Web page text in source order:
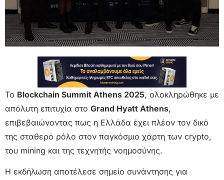
Το Blockchain Summit Athens 2025, ολοκληρώθηκε με
απόλυτη επιτυχία στο Grand Hyatt Athens,
επιβεβαιώνοντας πως η Ελλάδα έχει πλέον τον δικό
της σταθερό ρόλο στον παγκόσμιο χάρτη των crypto,
του mining και της τεχνητής νοημοσύνης.
Η εκδήλωση αποτέλεσε σημείο συνάντησης για